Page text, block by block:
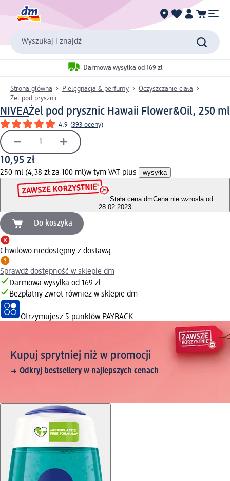
Wyszukaj i znajdź
Darmowa wysyłka od 169 zł
Strona główna Pielęgnacja & perfumy
Oczyszczanie ciała
Żel pod prysznic
NIVEAŻel pod prysznic Hawaii Flower&Oil, 250 ml
4.9 (393 oceny)
10,95 zł
250 ml (4,38 zł za 100 ml)w tym VAT plus wysyłka
Stała cena dmCena nie wzrosła od
28.02.2023
Do koszyka
Chwilowo niedostępny z dostawą
Sprawdź dostępność w sklepie dm
Darmowa wysyłka od 169 zł
Bezpłatny zwrot również w sklepie dm
Otrzymujesz 5 punktów PAYBACK
Kupuj sprytniej niż w promocji
Odkryj bestsellery w najlepszych cenach